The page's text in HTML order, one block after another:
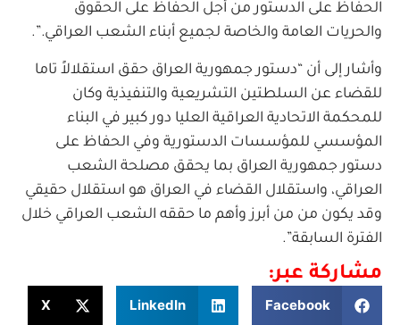
الحفاظ على الدستور من أجل الحفاظ على الحقوق
والحريات العامة والخاصة لجميع أبناء الشعب العراقي.”.
وأشار إلى أن “دستور جمهورية العراق حقق استقلالاً تاما
للقضاء عن السلطتين التشريعية والتنفيذية وكان
للمحكمة الاتحادية العراقية العليا دور كبير في البناء
المؤسسي للمؤسسات الدستورية وفي الحفاظ على
دستور جمهورية العراق بما يحقق مصلحة الشعب
العراقي، واستقلال القضاء في العراق هو استقلال حقيقي
وقد يكون من من أبرز وأهم ما حققه الشعب العراقي خلال
الفترة السابقة”.
مشاركة عبر:
Facebook
LinkedIn
X